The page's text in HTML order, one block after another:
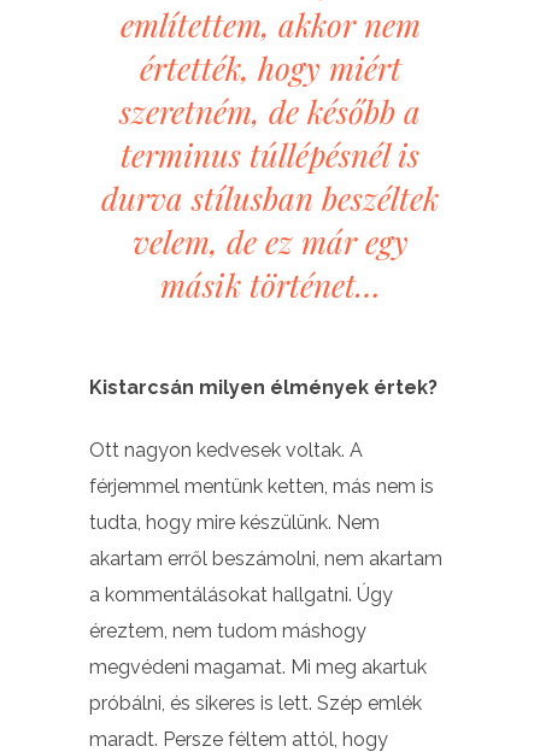
említettem, akkor nem
értették, hogy miért
szeretném, de később a
terminus túllépésnél is
durva stílusban beszéltek
velem, de ez már egy
másik történet…
Kistarcsán milyen élmények értek?
Ott nagyon kedvesek voltak. A
férjemmel mentünk ketten, más nem is
tudta, hogy mire készülünk. Nem
akartam erről beszámolni, nem akartam
a kommentálásokat hallgatni. Úgy
éreztem, nem tudom máshogy
megvédeni magamat. Mi meg akartuk
próbálni, és sikeres is lett. Szép emlék
maradt. Persze féltem attól, hogy